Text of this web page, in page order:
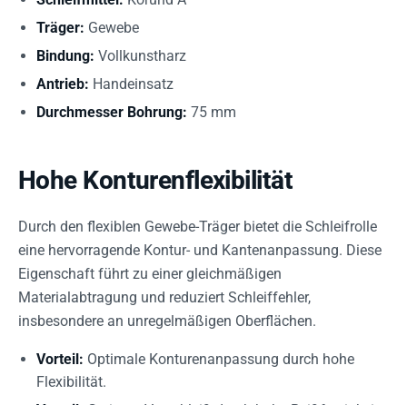
Träger: Gewebe
Bindung: Vollkunstharz
Antrieb: Handeinsatz
Durchmesser Bohrung: 75 mm
Hohe Konturenflexibilität
Durch den flexiblen Gewebe-Träger bietet die Schleifrolle
eine hervorragende Kontur- und Kantenanpassung. Diese
Eigenschaft führt zu einer gleichmäßigen
Materialabtragung und reduziert Schleiffehler,
insbesondere an unregelmäßigen Oberflächen.
Vorteil: Optimale Konturenanpassung durch hohe
Flexibilität.